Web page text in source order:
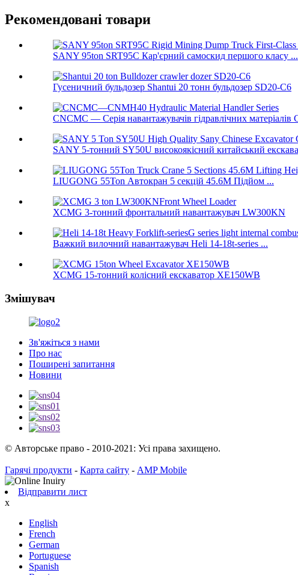
Рекомендовані товари
SANY 95ton SRT95C Кар'єрний самоскид першого класу ...
Гусеничний бульдозер Shantui 20 тонн бульдозер SD20-C6
CNCMC — Серія навантажувачів гідравлічних матеріалів
SANY 5-тонний SY50U високоякісний китайський
LIUGONG 55Ton Автокран 5 секцій 45.6M Підйом ...
XCMG 3-тонний фронтальний навантажувач LW300KN
Важкий вилочний навантажувач Heli 14-18t-series ...
XCMG 15-тонний колісний екскаватор XE150WB
Змішувач
Зв'яжіться з нами
Про нас
Поширені запитання
Новини
© Авторське право - 2010-2021: Усі права захищено.
Гарячі продукти - Карта сайту - AMP Mobile
Відправити лист
x
English
French
German
Portuguese
Spanish